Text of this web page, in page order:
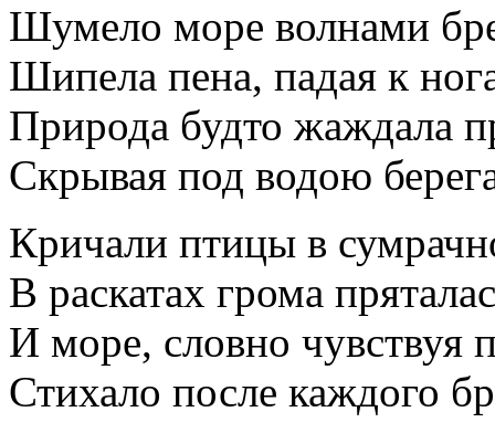
Шумело море волнами
Шипела пена, падая к
Природа будто жаждала
Скрывая под водою
Кричали птицы в
В раскатах грома
И море, словно чувствуя
Стихало после каждого